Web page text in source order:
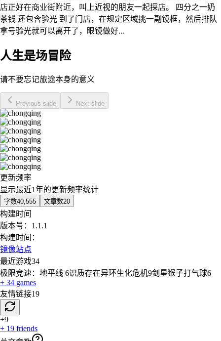
店正好在商业街附近，叫上近视的朋友一起探店。 四分之一奶
茶钱 还包含验光 到了门店，在规定区域挑一副镜框，然后排队
拿号验光就可以离开了，眼镜做好...
人生是场冒险
请不要忘记旅途本身的意义
Previous slide Next slide
更新频率
显示最近1年的更新频率统计
字数40,555 文章数20
构建时间
版本号： 1.1.1
构建时间：
镜像站点
最近游戏34
极限竞速：地平线 6识质存在异环生化危机9剑星猴子打气球6
+ 34 games
友情链接19
+9
+ 19 friends